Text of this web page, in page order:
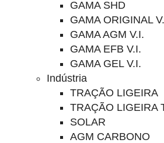
GAMA SHD
GAMA ORIGINAL
GAMA AGM V.I.
GAMA EFB V.I.
GAMA GEL V.I.
Indústria
TRAÇÃO LIGEIRA
TRAÇÃO LIGEIRA
SOLAR
AGM CARBONO